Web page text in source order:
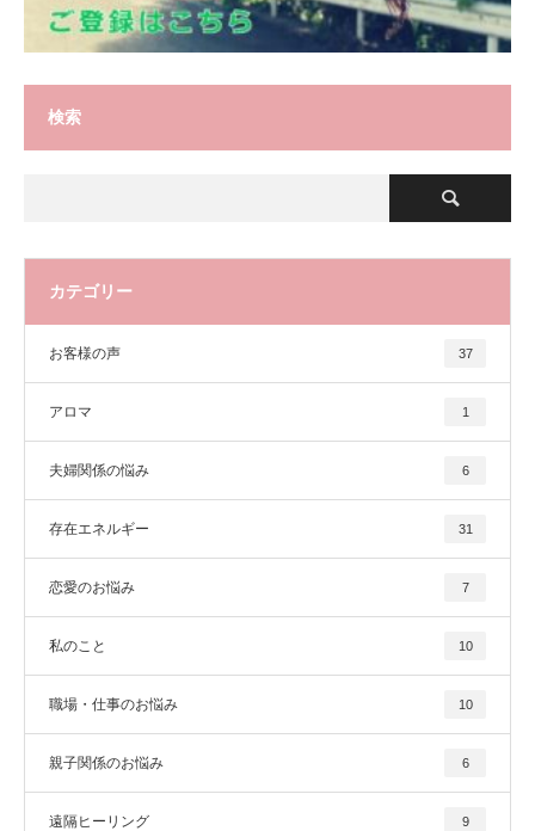
検索
カテゴリー
お客様の声 37
アロマ 1
夫婦関係の悩み 6
存在エネルギー 31
恋愛のお悩み 7
私のこと 10
職場・仕事のお悩み 10
親子関係のお悩み 6
遠隔ヒーリング 9